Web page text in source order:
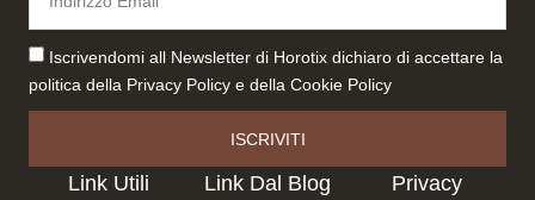
Link Utili Link Dal Blog Privacy
Iscrivendomi all Newsletter di Horotix dichiaro di accettare la
politica della Privacy Policy e della Cookie Policy
ISCRIVITI